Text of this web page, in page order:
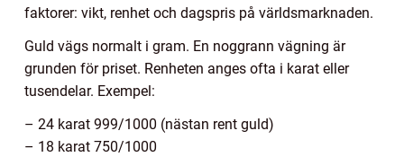
faktorer: vikt, renhet och dagspris på världsmarknaden.
Guld vägs normalt i gram. En noggrann vägning är
grunden för priset. Renheten anges ofta i karat eller
tusendelar. Exempel:
– 24 karat 999/1000 (nästan rent guld)
– 18 karat 750/1000